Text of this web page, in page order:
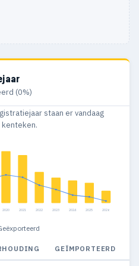
(0%)
staan er vandaag
2020 2021 2022 2023 2024 2025 2026
GEÏMPORTEERD